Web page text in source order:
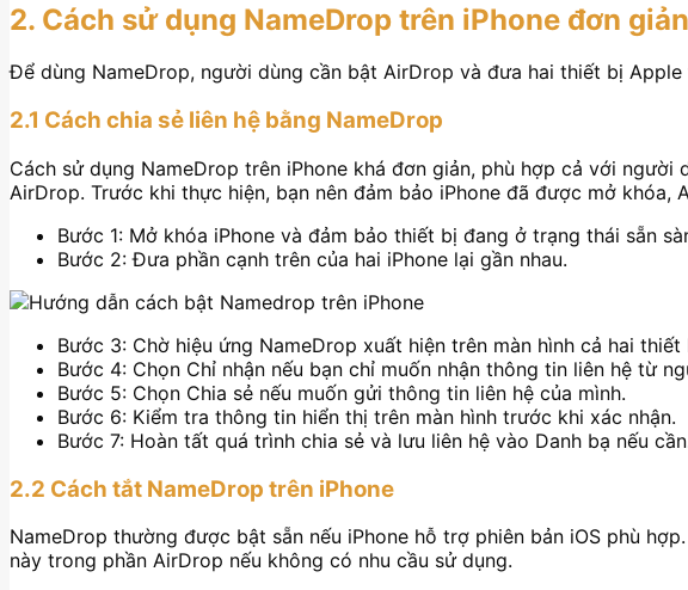
2. Cách sử dụng NameDrop trên iPhone đơn
Để dùng NameDrop, người dùng cần bật AirDrop và đưa hai thiết bị
2.1 Cách chia sẻ liên hệ bằng NameDrop
Cách sử dụng NameDrop trên iPhone khá đơn giản, phù hợp cả với
AirDrop. Trước khi thực hiện, bạn nên đảm bảo iPhone đã được mở
Bước 1: Mở khóa iPhone và đảm bảo thiết bị đang ở trạng thái sẵn
Bước 2: Đưa phần cạnh trên của hai iPhone lại gần nhau.
Bước 3: Chờ hiệu ứng NameDrop xuất hiện trên màn hình cả hai thiết
Bước 4: Chọn Chỉ nhận nếu bạn chỉ muốn nhận thông tin liên hệ từ
Bước 5: Chọn Chia sẻ nếu muốn gửi thông tin liên hệ của mình.
Bước 6: Kiểm tra thông tin hiển thị trên màn hình trước khi xác nhận.
Bước 7: Hoàn tất quá trình chia sẻ và lưu liên hệ vào Danh bạ nếu
2.2 Cách tắt NameDrop trên iPhone
NameDrop thường được bật sẵn nếu iPhone hỗ trợ phiên bản iOS phù
này trong phần AirDrop nếu không có nhu cầu sử dụng.